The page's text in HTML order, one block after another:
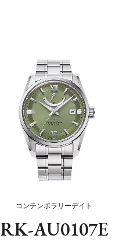
コンテンポラリーデイト
RK-AU0107E